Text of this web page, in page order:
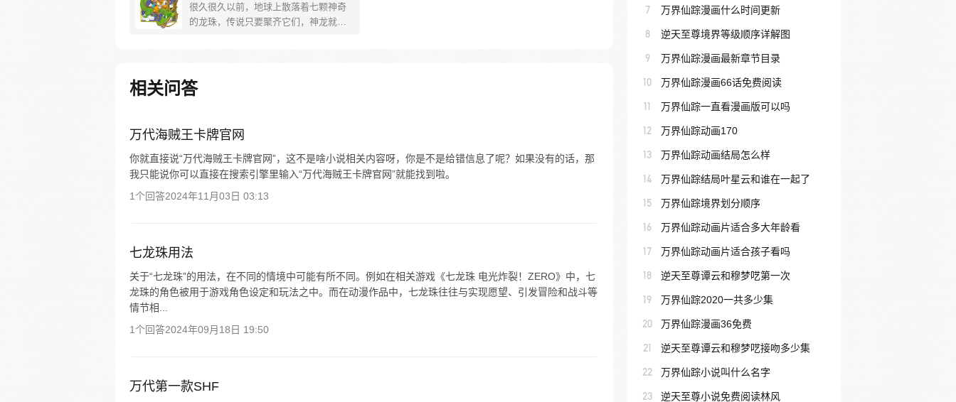
很久很久以前，地球上散落着七颗神奇
的龙珠，传说只要聚齐它们，神龙就会
相关问答
万代海贼王卡牌官网
你就直接说“万代海贼王卡牌官网”，这不是啥小说相关内容呀，你是不是给错信息了呢？如果没有的话，那
我只能说你可以直接在搜索引擎里输入“万代海贼王卡牌官网”就能找到啦。
1个回答2024年11月03日 03:13
七龙珠用法
关于“七龙珠”的用法，在不同的情境中可能有所不同。例如在相关游戏《七龙珠 电光炸裂！ZERO》中，七
龙珠的角色被用于游戏角色设定和玩法之中。而在动漫作品中，七龙珠往往与实现愿望、引发冒险和战斗等
情节相...
1个回答2024年09月18日 19:50
万代第一款SHF
7 万界仙踪漫画什么时间更新
8 逆天至尊境界等级顺序详解图
9 万界仙踪漫画最新章节目录
10 万界仙踪漫画66话免费阅读
11 万界仙踪一直看漫画版可以吗
12 万界仙踪动画170
13 万界仙踪动画结局怎么样
14 万界仙踪结局叶星云和谁在一起了
15 万界仙踪境界划分顺序
16 万界仙踪动画片适合多大年龄看
17 万界仙踪动画片适合孩子看吗
18 逆天至尊谭云和穆梦呓第一次
19 万界仙踪2020一共多少集
20 万界仙踪漫画36免费
21 逆天至尊谭云和穆梦呓接吻多少集
22 万界仙踪小说叫什么名字
23 逆天至尊小说免费阅读林风